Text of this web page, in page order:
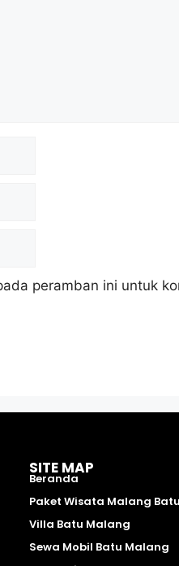
peramban ini untuk
SITE MAP
Beranda
Paket Wisata Malang
Villa Batu Malang
Sewa Mobil Batu Malang